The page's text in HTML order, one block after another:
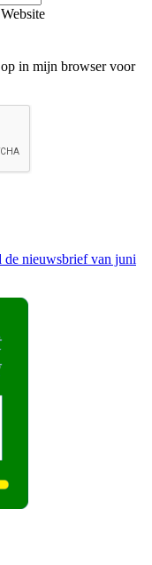
Website
in mijn browser voor
de nieuwsbrief van juni